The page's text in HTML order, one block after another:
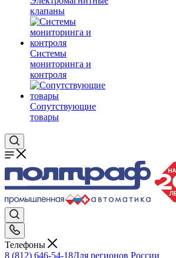
клапаны
Системы
мониторинга и
контроля
Сопутствующие
товары
Телефоны
8 (812) 646-54-18Для регионов России